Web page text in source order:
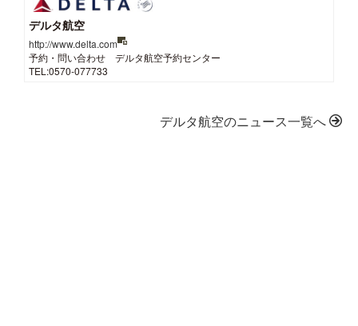
デルタ航空
http://www.delta.com
予約・問い合わせ デルタ航空予約センター
TEL:0570-077733
デルタ航空のニュース一覧へ